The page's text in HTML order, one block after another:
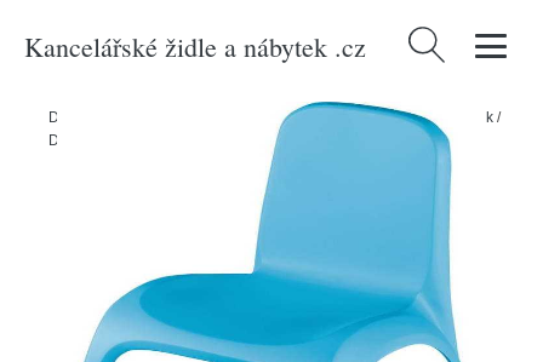
Kancelářské židle a nábytek .cz Vyhledávání
Domů Dětský nábytek Dětský sedací nábytek /
Dětské židle a židličky
Modrá dětská židle Keter